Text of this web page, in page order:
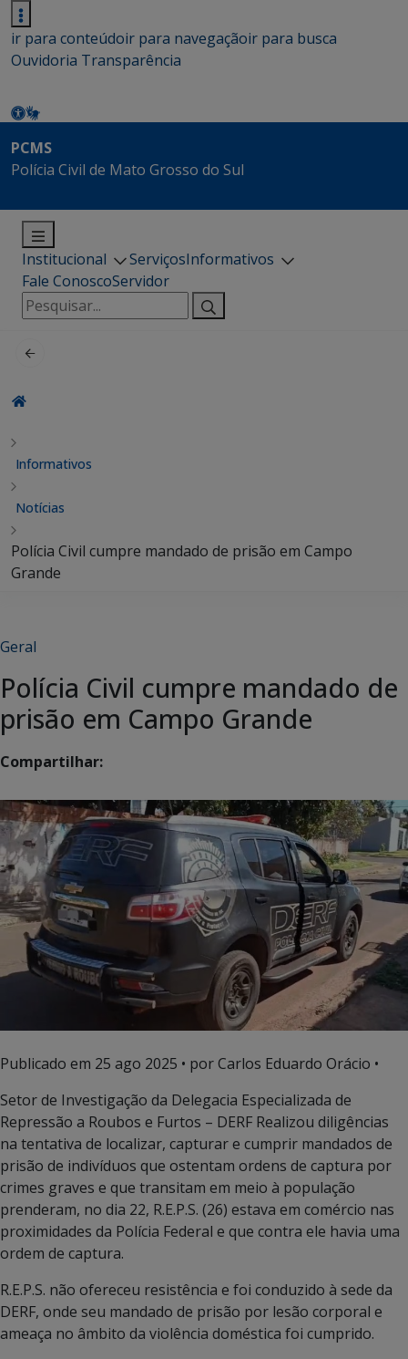
ir para conteúdoir para navegaçãoir para busca
Ouvidoria Transparência
PCMS
Polícia Civil de Mato Grosso do Sul
Institucional ServiçosInformativos
Fale ConoscoServidor
Pesquisar
por:
Informativos
Notícias
Polícia Civil cumpre mandado de prisão em Campo
Grande
Geral
Polícia Civil cumpre mandado de
prisão em Campo Grande
Compartilhar:
Publicado em 25 ago 2025 • por Carlos Eduardo Orácio •
Setor de Investigação da Delegacia Especializada de
Repressão a Roubos e Furtos – DERF Realizou diligências
na tentativa de localizar, capturar e cumprir mandados de
prisão de indivíduos que ostentam ordens de captura por
crimes graves e que transitam em meio à população
prenderam, no dia 22, R.E.P.S. (26) estava em comércio nas
proximidades da Polícia Federal e que contra ele havia uma
ordem de captura.
R.E.P.S. não ofereceu resistência e foi conduzido à sede da
DERF, onde seu mandado de prisão por lesão corporal e
ameaça no âmbito da violência doméstica foi cumprido.